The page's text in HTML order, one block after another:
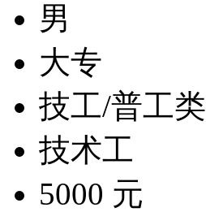
男
大专
技工/普工类
技术工
5000 元